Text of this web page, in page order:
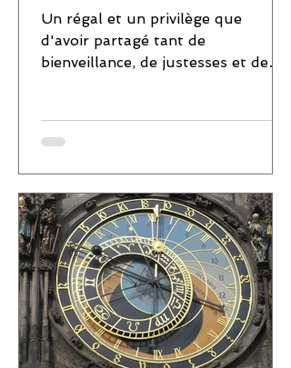
Un régal et un privilège que
d'avoir partagé tant de
bienveillance, de justesses et de